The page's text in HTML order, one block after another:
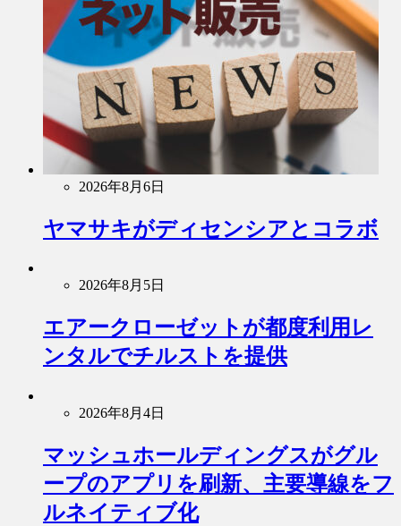
2026年8月6日
ヤマサキがディセンシアとコラボ
2026年8月5日
エアークローゼットが都度利用レ
ンタルでチルストを提供
2026年8月4日
マッシュホールディングスがグル
ープのアプリを刷新、主要導線をフ
ルネイティブ化